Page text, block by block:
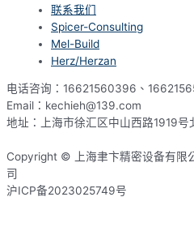
联系我们
Spicer-Consulting
Mel-Build
Herz/Herzan
电话咨询：16621560396、
Email：kechieh@139.com
地址：上海市徐汇区中山西路1919
Copyright © 上海聿卞精密设备有限
司
沪ICP备2023025749号